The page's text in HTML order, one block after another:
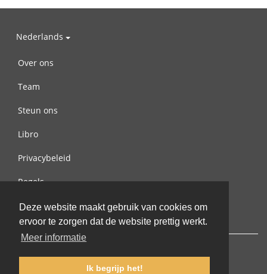
Deze website maakt gebruik van cookies om
ervoor te zorgen dat de website prettig werkt.
Meer informatie
Ik begrijp het!
Nederlands
Over ons
Team
Steun ons
Libro
Privacybeleid
Regels
Contact met ons opnemen